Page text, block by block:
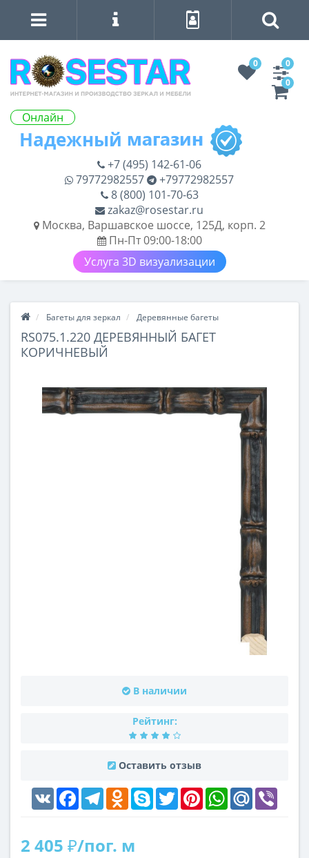
Онлайн
0
0
0
+7 (495) 142-61-06
79772982557
+79772982557
8 (800) 101-70-63
zakaz@rosestar.ru
Москва, Варшавское шоссе, 125Д, корп. 2
Пн-Пт 09:00-18:00
Услуга 3D визуализации
Багеты для зеркал Деревянные багеты
RS075.1.220 ДЕРЕВЯННЫЙ БАГЕТ
КОРИЧНЕВЫЙ
В наличии
Рейтинг:
Оставить отзыв
VK FacebookTelegramOdnoklassniki
Skype Twitter PinterestWhatsAppMail.Ru
2 405 ₽/пог. м